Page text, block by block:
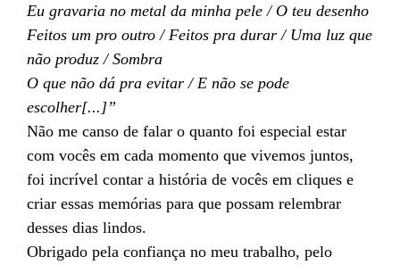
Eu gravaria no metal da minha pele / O teu desenho
Feitos um pro outro / Feitos pra durar / Uma luz que
não produz / Sombra
O que não dá pra evitar / E não se pode
escolher[...]”
Não me canso de falar o quanto foi especial estar
com vocês em cada momento que vivemos juntos,
foi incrível contar a história de vocês em cliques e
criar essas memórias para que possam relembrar
desses dias lindos.
Obrigado pela confiança no meu trabalho, pelo